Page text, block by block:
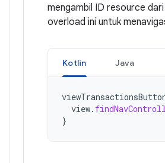
mengambil ID resource
overload ini untuk
Kotlin Java
view.
}